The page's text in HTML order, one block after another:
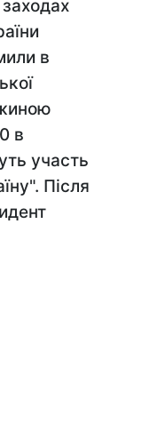
в
в
участь
Після